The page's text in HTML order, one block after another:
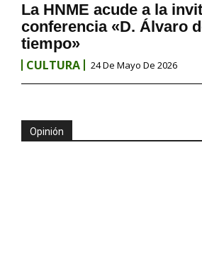
La HNME acude a la
conferencia «D. Álvaro
tiempo»
CULTURA 24 De Mayo De 2026
Opinión